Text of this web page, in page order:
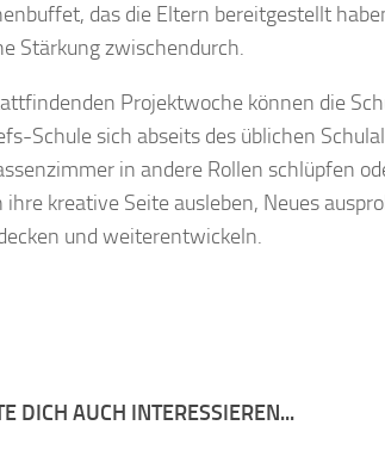
das die Eltern bereitgestellt
Stärkung zwischendurch.
Projektwoche können die
Schule sich abseits des üblichen
in andere Rollen schlüpfen
kreative Seite ausleben, Neues
und weiterentwickeln.
DICH AUCH INTERESSIEREN...